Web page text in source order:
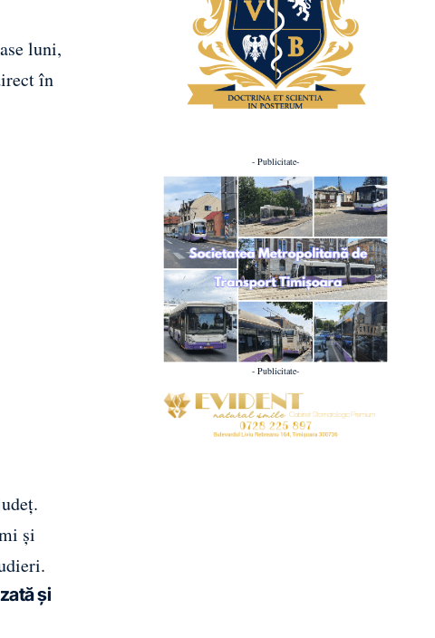
luni,
în
și
și
- Publicitate-
- Publicitate-